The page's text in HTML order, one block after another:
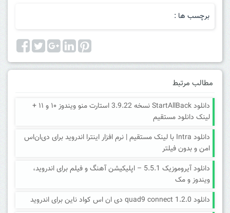
برچسب ها :
مطالب مرتبط
دانلود StartAllBack نسخه 3.9.22 استارت منو ویندوز ۱۰ و ۱۱ +
لینک دانلود مستقیم
دانلود Intra با لینک مستقیم | نرم افزار اینترا اندروید برای دی‌ان‌اس
امن و بدون فیلتر
دانلود آیروموزیک 5.5.1 – اپلیکیشن آهنگ و فیلم برای اندروید،
ویندوز و مک
دانلود quad9 connect 1.2.0 دی ان اس کواد ناین برای اندروید